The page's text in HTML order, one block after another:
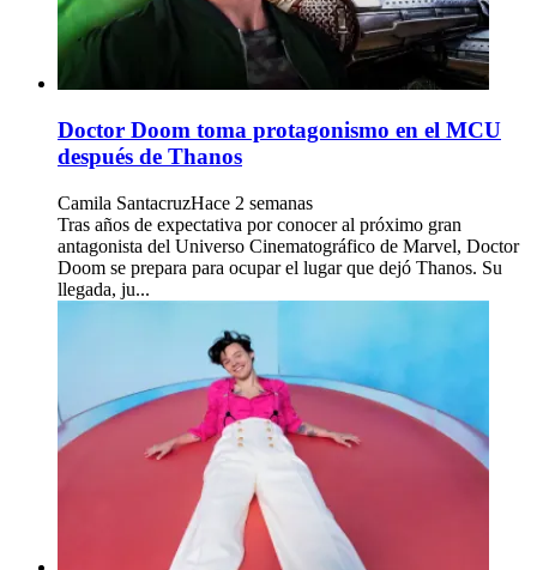
Doctor Doom toma protagonismo en el MCU
después de Thanos
Camila SantacruzHace 2 semanas
Tras años de expectativa por conocer al próximo gran
antagonista del Universo Cinematográfico de Marvel, Doctor
Doom se prepara para ocupar el lugar que dejó Thanos. Su
llegada, ju...